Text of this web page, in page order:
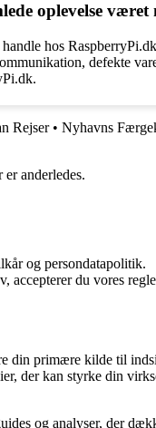
oplevelse
hos
defekte
Rejser• Nyhavns
anderledes.
og persondatapolitik.
accepterer du vores
din primære kilde til
der kan styrke din
og analyser, der